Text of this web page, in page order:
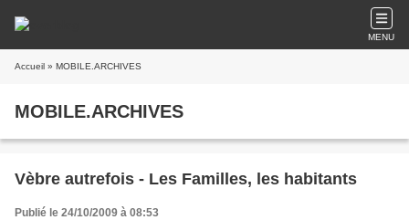
MENU
Accueil » MOBILE.ARCHIVES
MOBILE.ARCHIVES
Vèbre autrefois - Les Familles, les habitants
Publié le 24/10/2009 à 08:53